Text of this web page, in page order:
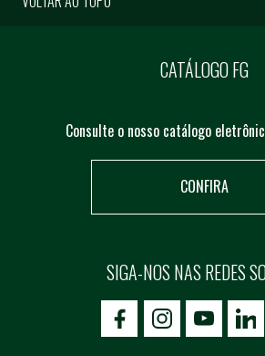
CATÁLOGO FG
Consulte o nosso catálogo
CONFIRA
SIGA-NOS NAS REDES
icon-facebookicon-social02
icon-